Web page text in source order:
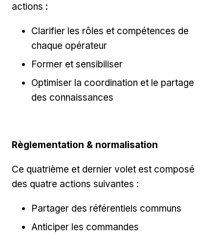
actions :
Clarifier les rôles et compétences de
chaque opérateur
Former et sensibiliser
Optimiser la coordination et le partage
des connaissances
Règlementation & normalisation
Ce quatrième et dernier volet est composé
des quatre actions suivantes :
Partager des référentiels communs
Anticiper les commandes